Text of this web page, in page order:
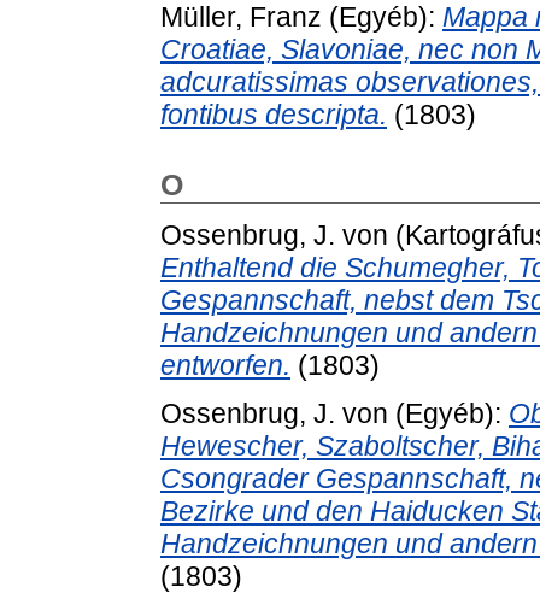
Müller, Franz (Egyéb): Mappa
Croatiae, Slavoniae, nec non
adcuratissimas
fontibus descripta. (1803)
O
Ossenbrug, J. von
Enthaltend die Schumegher,
Gespannschaft, nebst dem
Handzeichnungen und
entworfen. (1803)
Ossenbrug, J. von (Egyéb):
Hewescher, Szaboltscher,
Csongrader Gespannschaft,
Bezirke und den Haiducken
Handzeichnungen und
(1803)